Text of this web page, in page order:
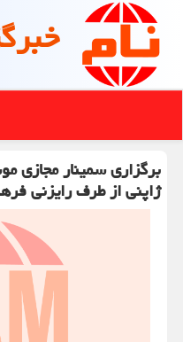
برگزاری سمینار مجازی
ژاپنی از طرف رایزنی